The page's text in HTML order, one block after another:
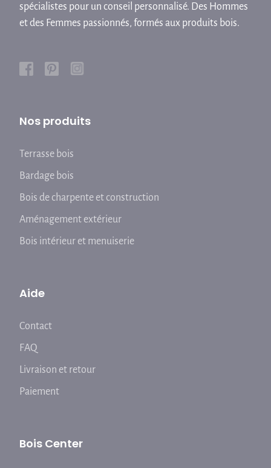
spécialistes pour un conseil personnalisé. Des Hommes
et des Femmes passionnés, formés aux produits bois.
Nos produits
Terrasse bois
Bardage bois
Bois de charpente et construction
Aménagement extérieur
Bois intérieur et menuiserie
Aide
Contact
FAQ
Livraison et retour
Paiement
Bois Center